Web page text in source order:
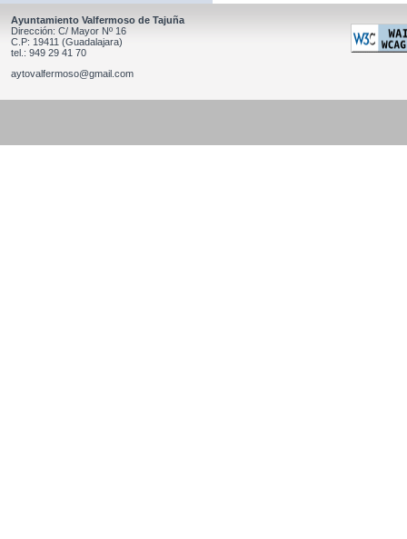
Ayuntamiento Valfermoso de Tajuña
Dirección: C/ Mayor Nº 16
C.P: 19411 (Guadalajara)
tel.: 949 29 41 70
aytovalfermoso@gmail.com